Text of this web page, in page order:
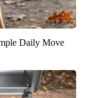
Daily Move